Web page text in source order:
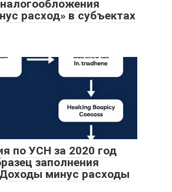
расход» в субъектах
по УСН за 2020 год
заполнения
минус расходы